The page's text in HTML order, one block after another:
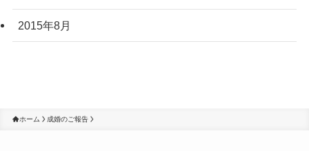
2015年8月
ホーム 成婚のご報告